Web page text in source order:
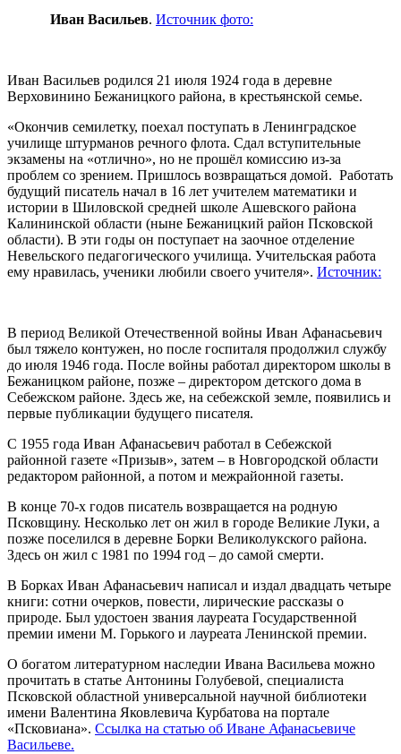
Иван Васильев. Источник фото:
Иван Васильев родился 21 июля 1924 года в деревне
Верховинино Бежаницкого района, в крестьянской семье.
«Окончив семилетку, поехал поступать в Ленинградское
училище штурманов речного флота. Сдал вступительные
экзамены на «отлично», но не прошёл комиссию из-за
проблем со зрением. Пришлось возвращаться домой. Работать
будущий писатель начал в 16 лет учителем математики и
истории в Шиловской средней школе Ашевского района
Калининской области (ныне Бежаницкий район Псковской
области). В эти годы он поступает на заочное отделение
Невельского педагогического училища. Учительская работа
ему нравилась, ученики любили своего учителя». Источник:
В период Великой Отечественной войны Иван Афанасьевич
был тяжело контужен, но после госпиталя продолжил службу
до июля 1946 года. После войны работал директором школы в
Бежаницком районе, позже – директором детского дома в
Себежском районе. Здесь же, на себежской земле, появились и
первые публикации будущего писателя.
С 1955 года Иван Афанасьевич работал в Себежской
районной газете «Призыв», затем – в Новгородской области
редактором районной, а потом и межрайонной газеты.
В конце 70-х годов писатель возвращается на родную
Псковщину. Несколько лет он жил в городе Великие Луки, а
позже поселился в деревне Борки Великолукского района.
Здесь он жил с 1981 по 1994 год – до самой смерти.
В Борках Иван Афанасьевич написал и издал двадцать четыре
книги: сотни очерков, повести, лирические рассказы о
природе. Был удостоен звания лауреата Государственной
премии имени М. Горького и лауреата Ленинской премии.
О богатом литературном наследии Ивана Васильева можно
прочитать в статье Антонины Голубевой, специалиста
Псковской областной универсальной научной библиотеки
имени Валентина Яковлевича Курбатова на портале
«Псковиана». Ссылка на статью об Иване Афанасьевиче
Васильеве.